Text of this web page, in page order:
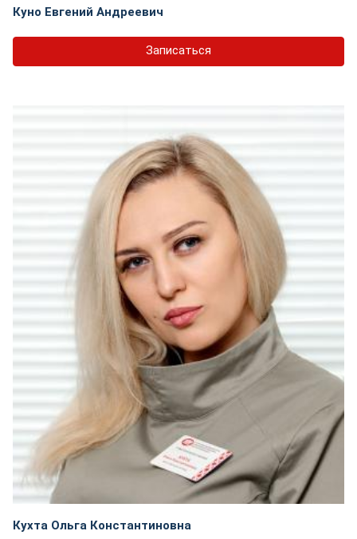
Куно Евгений Андреевич
Записаться
Кухта Ольга Константиновна